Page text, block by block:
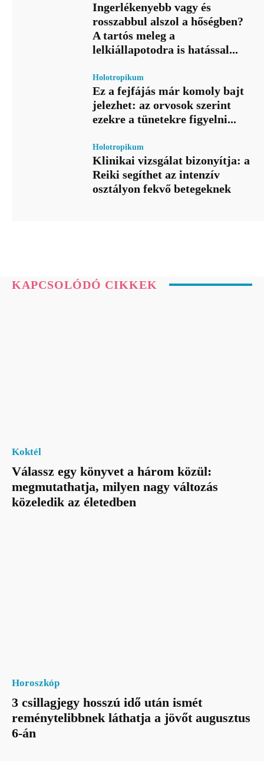
Ingerlékenyebb vagy és
rosszabbul alszol a hőségben?
A tartós meleg a
lelkiállapotodra is hatással...
Holotropikum
Ez a fejfájás már komoly bajt
jelezhet: az orvosok szerint
ezekre a tünetekre figyelni...
Holotropikum
Klinikai vizsgálat bizonyítja: a
Reiki segíthet az intenzív
osztályon fekvő betegeknek
KAPCSOLÓDÓ CIKKEK
Koktél
Válassz egy könyvet a három közül:
megmutathatja, milyen nagy változás
közeledik az életedben
Horoszkóp
3 csillagjegy hosszú idő után ismét
reménytelibbnek láthatja a jövőt augusztus
6-án